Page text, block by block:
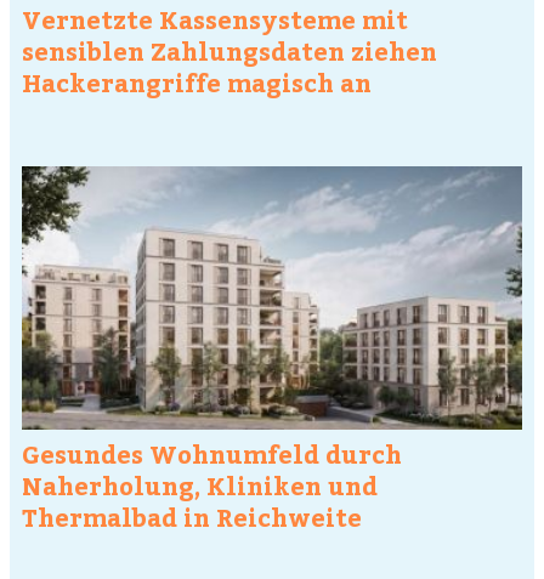
Vernetzte Kassensysteme mit
sensiblen Zahlungsdaten ziehen
Hackerangriffe magisch an
Gesundes Wohnumfeld durch
Naherholung, Kliniken und
Thermalbad in Reichweite